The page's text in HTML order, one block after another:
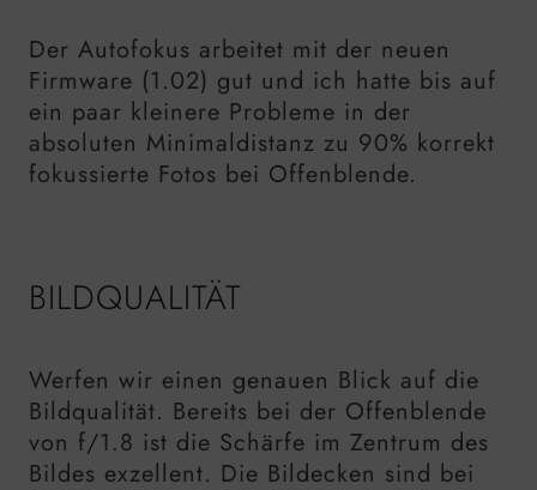
Der Autofokus arbeitet mit der neuen
Firmware (1.02) gut und ich hatte bis auf
ein paar kleinere Probleme in der
absoluten Minimaldistanz zu 90% korrekt
fokussierte Fotos bei Offenblende.
BILDQUALITÄT
Werfen wir einen genauen Blick auf die
Bildqualität. Bereits bei der Offenblende
von f/1.8 ist die Schärfe im Zentrum des
Bildes exzellent. Die Bildecken sind bei